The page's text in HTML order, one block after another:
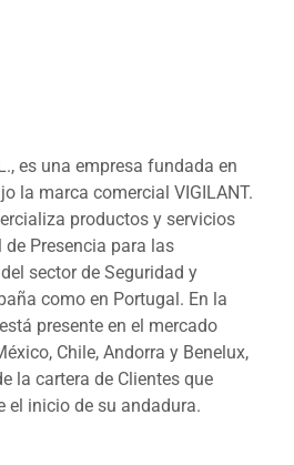
es una empresa fundada en
la marca comercial VIGILANT.
productos y servicios
Presencia para las
sector de Seguridad y
como en Portugal. En la
presente en el mercado
Chile, Andorra y Benelux,
la cartera de Clientes que
el inicio de su andadura.